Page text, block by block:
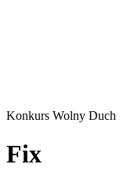
Konkurs Wolny Duch
Fix